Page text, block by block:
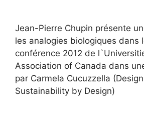
Jean-Pierre Chupin présente
les analogies biologiques dans
conférence 2012 de
Association of Canada dans
par Carmela Cucuzzella
Sustainability by Design)